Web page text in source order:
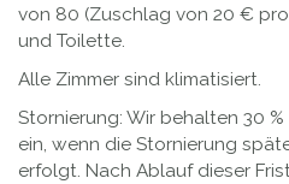
von 80 (Zuschlag von 20 €
und Toilette.
Alle Zimmer sind klimatisiert.
Stornierung: Wir behalten 30
ein, wenn die Stornierung
erfolgt. Nach Ablauf dieser